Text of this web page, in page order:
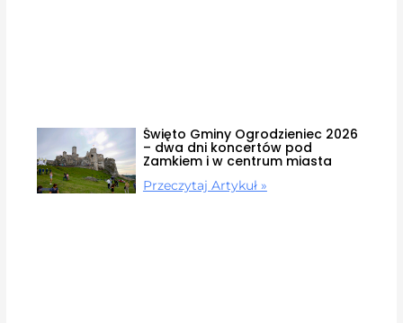
Święto Gminy Ogrodzieniec 2026
– dwa dni koncertów pod
Zamkiem i w centrum miasta
Przeczytaj Artykuł »